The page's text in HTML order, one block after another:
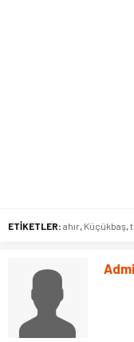
ETİKETLER: ahır, Küçükbaş,